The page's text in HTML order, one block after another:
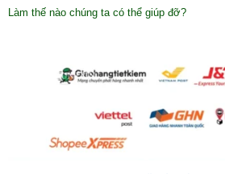
Làm thế nào chúng ta có thể giúp đỡ?